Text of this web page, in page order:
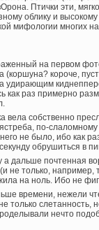
Птички эти,
облику и
мифологии многих
на первом
(коршуна? короче,
раз примерно
вела собственно
по-
не было, ибо как
обрушиться в
дальше почтенная
не только,
на ноль. Ибо не
времени, нежели
только слетанность,
нечто